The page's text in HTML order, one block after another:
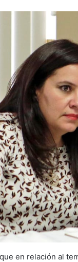
en relación al